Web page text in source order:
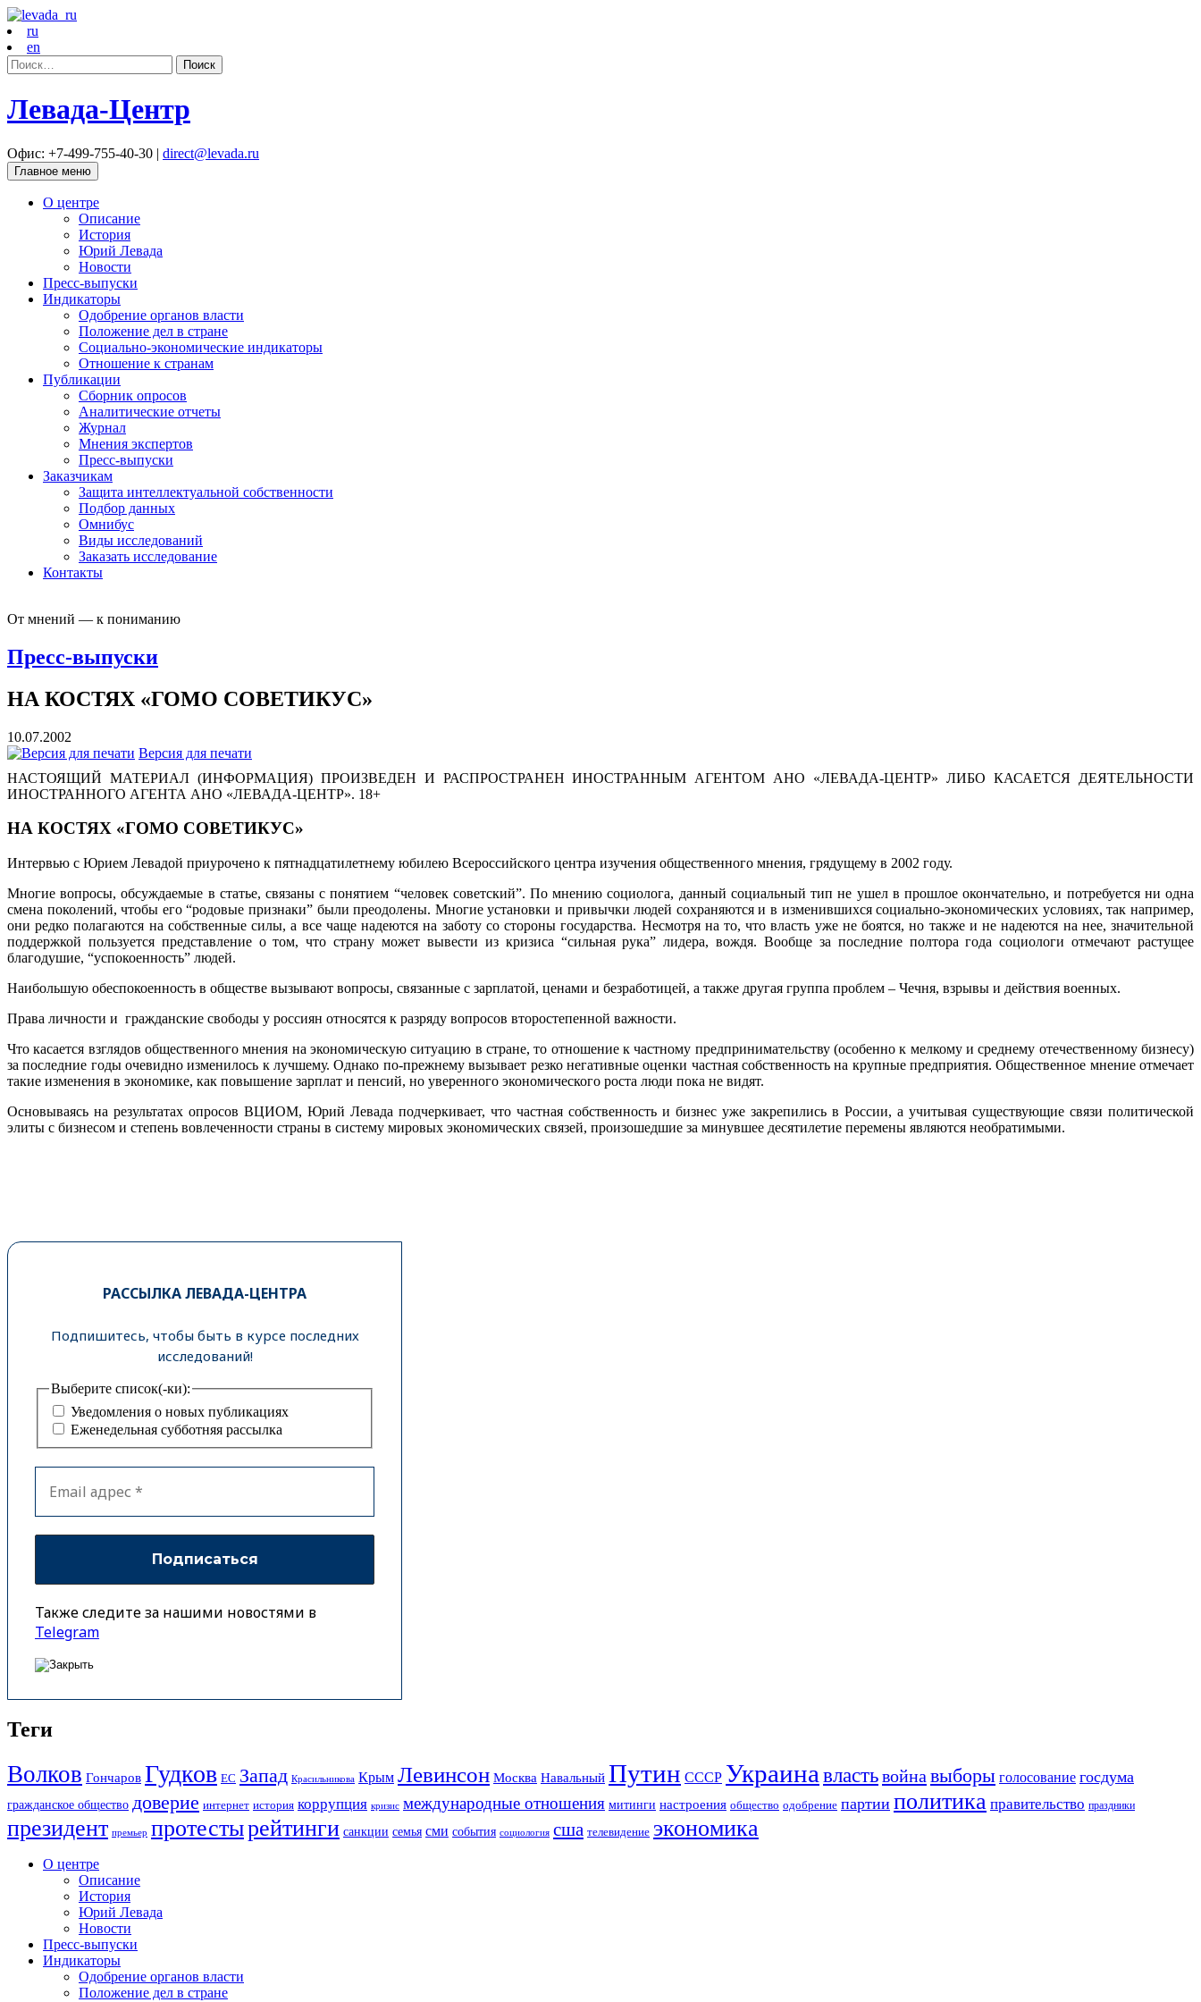
ru
en
Найти:
Левада-Центр
Офис: +7-499-755-40-30 | direct@levada.ru
Главное меню
О центре
Описание
История
Юрий Левада
Новости
Пресс-выпуски
Индикаторы
Одобрение органов власти
Положение дел в стране
Социально-экономические индикаторы
Отношение к странам
Публикации
Сборник опросов
Аналитические отчеты
Журнал
Мнения экспертов
Пресс-выпуски
Заказчикам
Защита интеллектуальной собственности
Подбор данных
Омнибус
Виды исследований
Заказать исследование
Контакты
От мнений — к пониманию
Пресс-выпуски
НА КОСТЯХ «ГОМО СОВЕТИКУС»
10.07.2002
Версия для печати
НАСТОЯЩИЙ МАТЕРИАЛ (ИНФОРМАЦИЯ) ПРОИЗВЕДЕН И РАСПРОСТРАНЕН ИНОСТРАННЫМ АГЕНТОМ АНО «ЛЕВАДА-ЦЕНТР» ЛИБО КАСАЕТСЯ ДЕЯТЕЛЬНОСТИ
ИНОСТРАННОГО АГЕНТА АНО «ЛЕВАДА-ЦЕНТР». 18+
НА КОСТЯХ «ГОМО СОВЕТИКУС»
Интервью с Юрием Левадой приурочено к пятнадцатилетнему юбилею Всероссийского центра изучения общественного мнения, грядущему в 2002 году.
Многие вопросы, обсуждаемые в статье, связаны с понятием “человек советский”. По мнению социолога, данный социальный тип не ушел в прошлое окончательно, и потребуется ни одна
смена поколений, чтобы его “родовые признаки” были преодолены. Многие установки и привычки людей сохраняются и в изменившихся социально-экономических условиях, так например,
они редко полагаются на собственные силы, а все чаще надеются на заботу со стороны государства. Несмотря на то, что власть уже не боятся, но также и не надеются на нее, значительной
поддержкой пользуется представление о том, что страну может вывести из кризиса “сильная рука” лидера, вождя. Вообще за последние полтора года социологи отмечают растущее
благодушие, “успокоенность” людей.
Наибольшую обеспокоенность в обществе вызывают вопросы, связанные с зарплатой, ценами и безработицей, а также другая группа проблем – Чечня, взрывы и действия военных.
Права личности и гражданские свободы у россиян относятся к разряду вопросов второстепенной важности.
Что касается взглядов общественного мнения на экономическую ситуацию в стране, то отношение к частному предпринимательству (особенно к мелкому и среднему отечественному бизнесу)
за последние годы очевидно изменилось к лучшему. Однако по-прежнему вызывает резко негативные оценки частная собственность на крупные предприятия. Общественное мнение отмечает
такие изменения в экономике, как повышение зарплат и пенсий, но уверенного экономического роста люди пока не видят.
Основываясь на результатах опросов ВЦИОМ, Юрий Левада подчеркивает, что частная собственность и бизнес уже закрепились в России, а учитывая существующие связи политической
элиты с бизнесом и степень вовлеченности страны в систему мировых экономических связей, произошедшие за минувшее десятилетие перемены являются необратимыми.
РАССЫЛКА ЛЕВАДА-ЦЕНТРА
Подпишитесь, чтобы быть в курсе последних
исследований!
Выберите список(-ки):
Уведомления о новых публикациях
Еженедельная субботняя рассылка
Также следите за нашими новостями в
Telegram
Теги
Волков Гончаров Гудков ЕС Запад Красильникова Крым Левинсон Москва Навальный Путин СССР Украинавластьвойнавыборы голосование госдума
гражданское общество доверие интернет история коррупция кризис международные отношения митинги настроения общество одобрение партии политика правительство праздники
президент премьер протестырейтинги санкции семья сми события социология сша телевидение экономика
О центре
Описание
История
Юрий Левада
Новости
Пресс-выпуски
Индикаторы
Одобрение органов власти
Положение дел в стране